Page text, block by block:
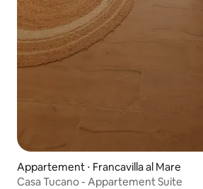
Appartement ⋅ Francavilla al Mare
Casa Tucano - Appartement Suite